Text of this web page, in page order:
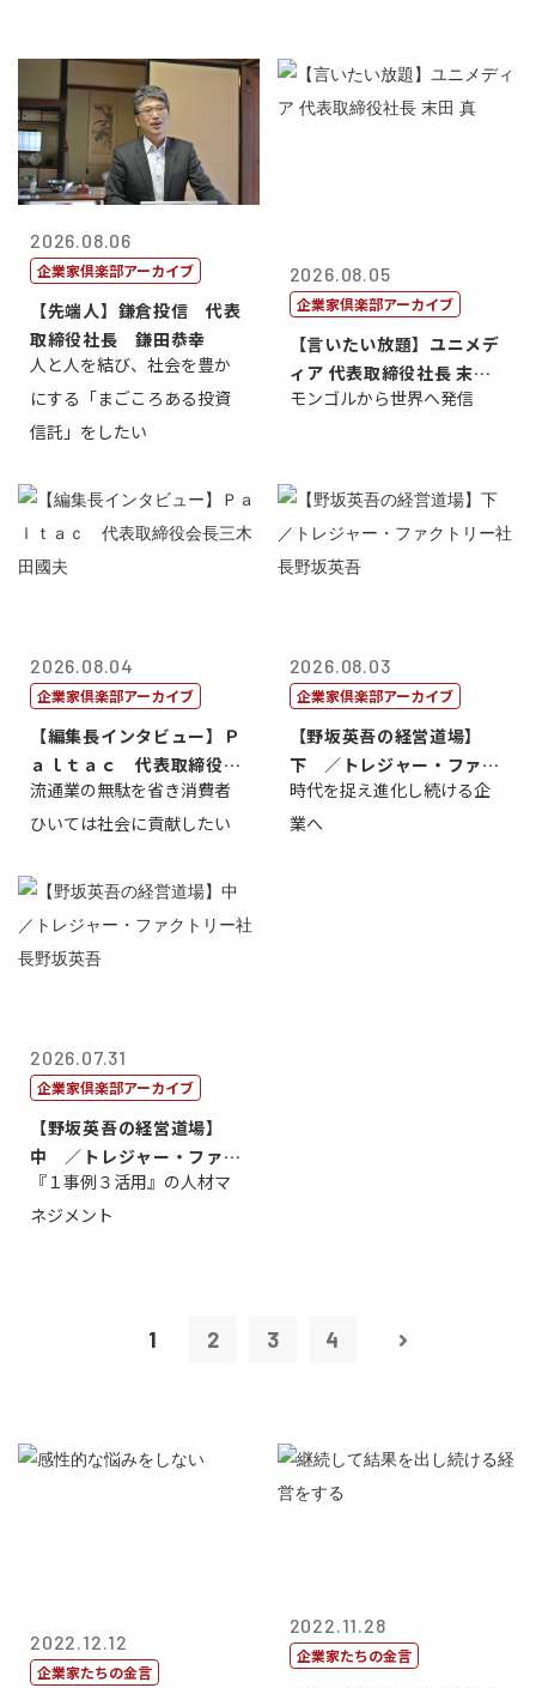
2026.08.06
企業家倶楽部アーカイブ
【先端人】鎌倉投信 代表
取締役社長 鎌田恭幸
人と人を結び、社会を豊か
にする「まごころある投資
信託」をしたい
2026.08.05
企業家倶楽部アーカイブ
【言いたい放題】ユニメデ
ィア 代表取締役社長 末田
真
モンゴルから世界へ発信
2026.08.04
企業家倶楽部アーカイブ
【編集長インタビュー】Ｐ
ａｌｔａｃ 代表取締役会
長三木田國夫
流通業の無駄を省き消費者
ひいては社会に貢献したい
2026.08.03
企業家倶楽部アーカイブ
【野坂英吾の経営道場】
下 ／トレジャー・ファク
トリー社長野坂...
時代を捉え進化し続ける企
業へ
2026.07.31
企業家倶楽部アーカイブ
【野坂英吾の経営道場】
中 ／トレジャー・ファク
トリー社長野坂...
『１事例３活用』の人材マ
ネジメント
1 2 3 4
2022.12.12
企業家たちの金言
2022.11.28
企業家たちの金言